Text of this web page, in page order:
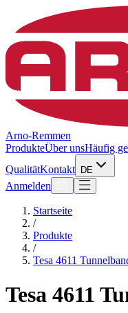
Arno-Remmen
ProdukteÜber unsHäufig
QualitätKontakt DE
Anmelden
Startseite
/
Produkte
/
Tesa 4611
Tesa 4611